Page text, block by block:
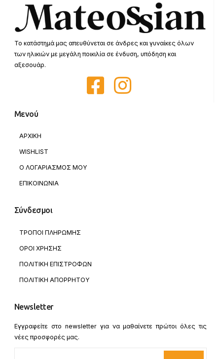
Το κατάστημά μας απευθύνεται σε άνδρες και γυναίκες όλων
των ηλικιών με μεγάλη ποικιλία σε ένδυση, υπόδηση και
αξεσουάρ.
Μενού
ΑΡΧΙΚΗ
WISHLIST
Ο ΛΟΓΑΡΙΑΣΜΟΣ ΜΟΥ
ΕΠΙΚΟΙΝΩΝΙΑ
Σύνδεσμοι
ΤΡΟΠΟΙ ΠΛΗΡΩΜΗΣ
ΟΡΟΙ ΧΡΗΣΗΣ
ΠΟΛΙΤΙΚΗ ΕΠΙΣΤΡΟΦΩΝ
ΠΟΛΙΤΙΚΗ ΑΠΟΡΡΗΤΟΥ
Newsletter
Εγγραφείτε στο newsletter για να μαθαίνετε πρώτοι όλες τις
νέες προσφορές μας.